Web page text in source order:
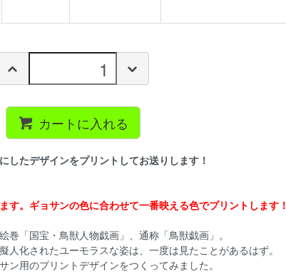
カートに入れる
したデザインをプリントしてお送りします！
。ギョサンの色に合わせて一番映える色でプリントします！
巻「国宝・鳥獣人物戯画」、通称「鳥獣戯画」。
人化されたユーモラスな姿は、一度は見たことがあるはず。
ン用のプリントデザインをつくってみました。